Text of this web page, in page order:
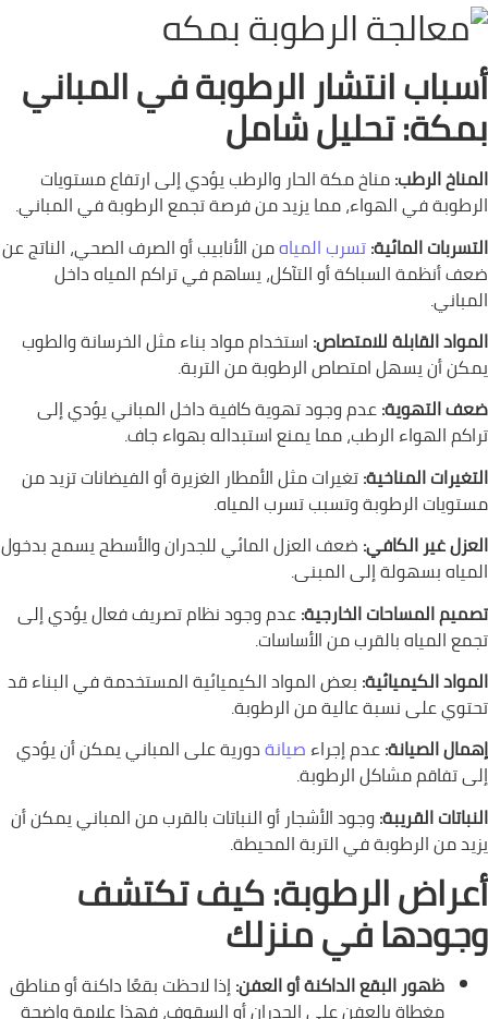
أسباب انتشار الرطوبة في المباني
بمكة: تحليل شامل
المناخ الرطب:مناخ مكة الحار والرطب يؤدي إلى ارتفاع مستويات
الرطوبة في الهواء، مما يزيد من فرصة تجمع الرطوبة في المباني.
التسربات المائية:تسرب المياهمن الأنابيب أو الصرف الصحي، الناتج عن
ضعف أنظمة السباكة أو التآكل، يساهم في تراكم المياه داخل
المباني.
المواد القابلة للامتصاص: استخدام مواد بناء مثل الخرسانة والطوب
يمكن أن يسهل امتصاص الرطوبة من التربة.
ضعف التهوية:عدم وجود تهوية كافية داخل المباني يؤدي إلى
تراكم الهواء الرطب، مما يمنع استبداله بهواء جاف.
التغيرات المناخية:تغيرات مثل الأمطار الغزيرة أو الفيضانات تزيد من
مستويات الرطوبة وتسبب تسرب المياه.
العزل غير الكافي: ضعف العزل المائي للجدران والأسطح يسمح بدخول
المياه بسهولة إلى المبنى.
تصميم المساحات الخارجية:عدم وجود نظام تصريف فعال يؤدي إلى
تجمع المياه بالقرب من الأساسات.
المواد الكيميائية: بعض المواد الكيميائية المستخدمة في البناء قد
تحتوي على نسبة عالية من الرطوبة.
إهمال الصيانة:عدم إجراء صيانةدورية على المباني يمكن أن يؤدي
إلى تفاقم مشاكل الرطوبة.
النباتات القريبة: وجود الأشجار أو النباتات بالقرب من المباني يمكن أن
يزيد من الرطوبة في التربة المحيطة.
أعراض الرطوبة: كيف تكتشف
وجودها في منزلك
ظهور البقع الداكنة أو العفن:إذا لاحظت بقعًا داكنة أو مناطق
مغطاة بالعفن على الجدران أو السقوف، فهذا علامة واضحة